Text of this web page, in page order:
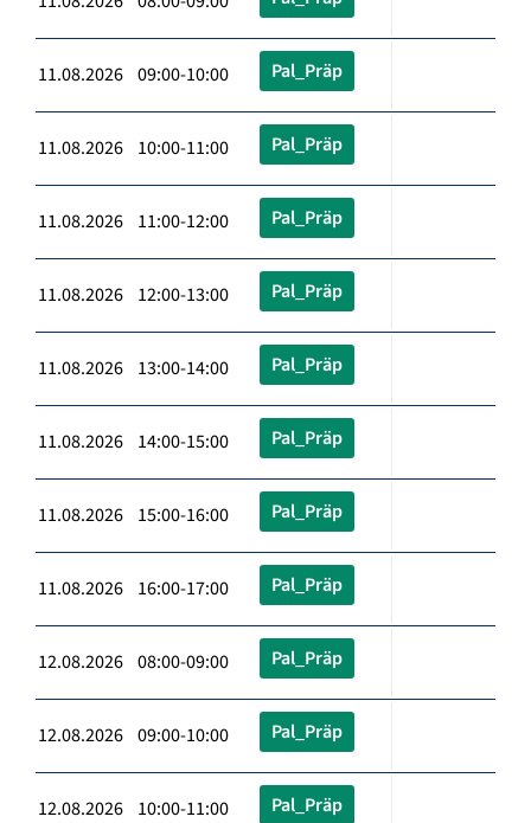
11.08.2026 09:00-10:00 Pal_Präp
11.08.2026 10:00-11:00 Pal_Präp
11.08.2026 11:00-12:00 Pal_Präp
11.08.2026 12:00-13:00 Pal_Präp
11.08.2026 13:00-14:00 Pal_Präp
11.08.2026 14:00-15:00 Pal_Präp
11.08.2026 15:00-16:00 Pal_Präp
11.08.2026 16:00-17:00 Pal_Präp
12.08.2026 08:00-09:00 Pal_Präp
12.08.2026 09:00-10:00 Pal_Präp
12.08.2026 10:00-11:00 Pal_Präp